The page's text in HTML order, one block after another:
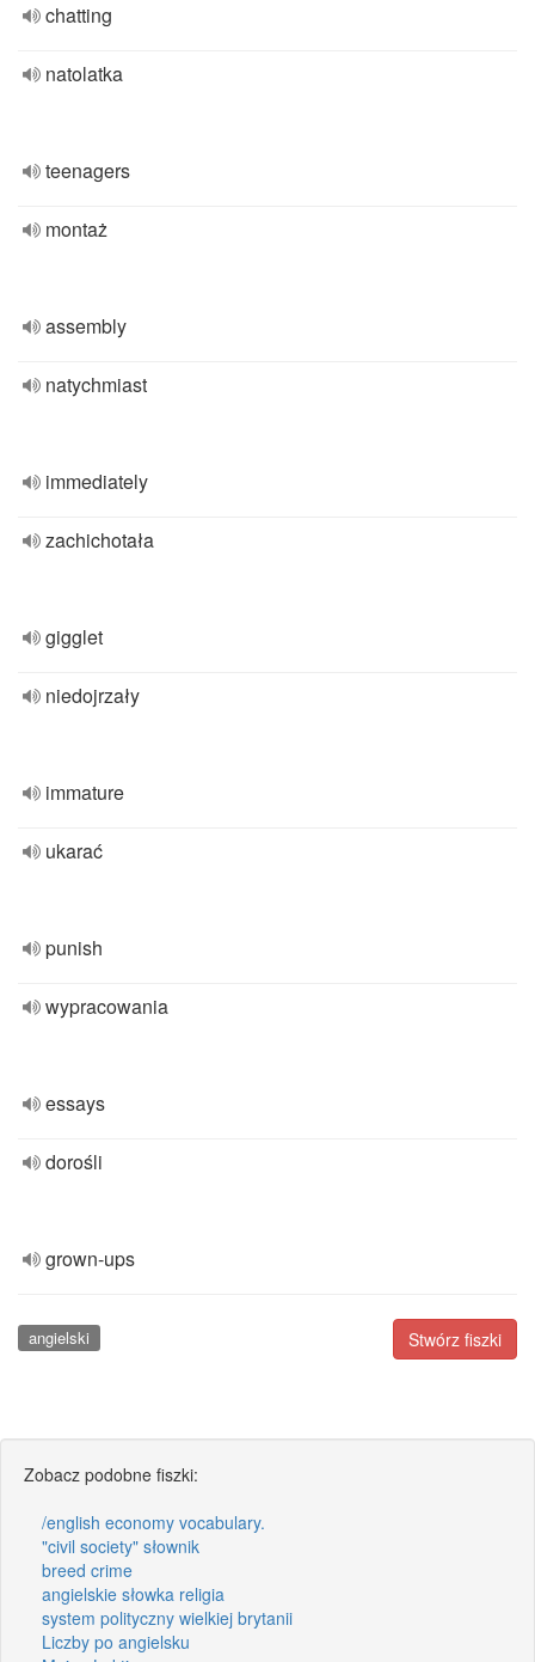
chatting
natolatka
teenagers
montaż
assembly
natychmiast
immediately
zachichotała
gigglet
niedojrzały
immature
ukarać
punish
wypracowania
essays
dorośli
grown-ups
Stwórz fiszki
angielski
Zobacz podobne fiszki:
/english economy vocabulary.
"civil society" słownik
breed crime
angielskie słowka religia
system polityczny wielkiej brytanii
Liczby po angielsku